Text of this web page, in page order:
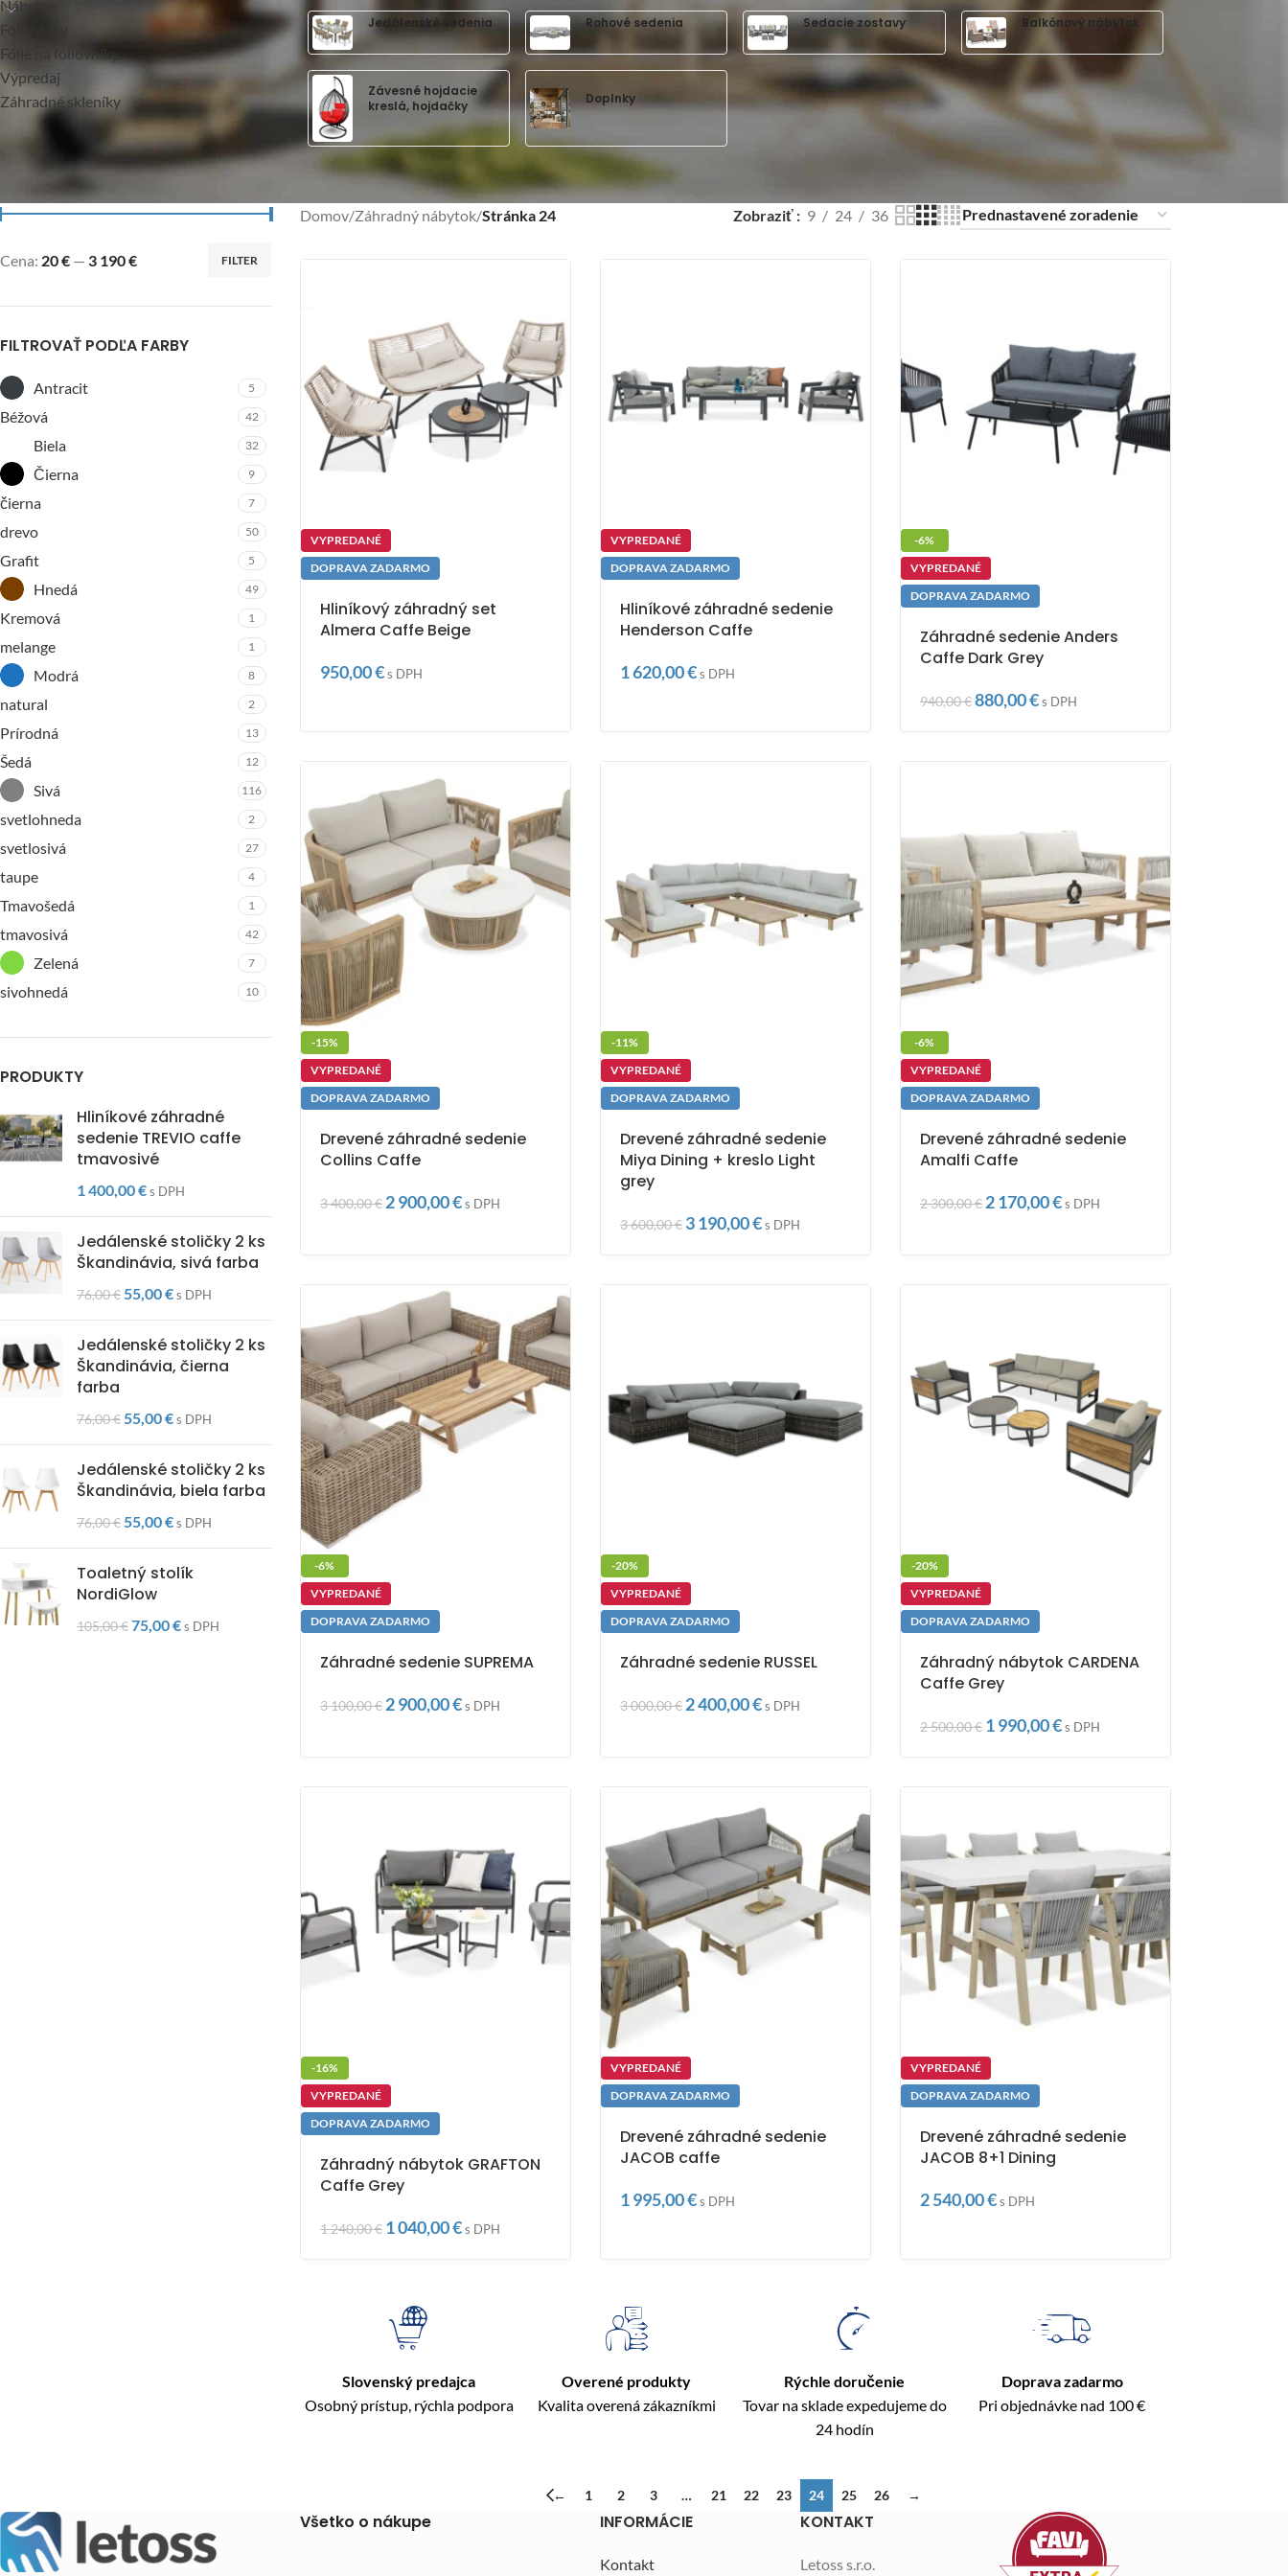
Nábytok
Fóliovníky
Fólie na fóliovníky
Výpredaj
Záhradné skleníky
FILTROVAŤ PODĽA CENY
FILTER
Cena: 20 € — 3 190 €
FILTROVAŤ PODĽA FARBY
Antracit 5
Béžová 42
Biela 32
Čierna 9
čierna 7
drevo 50
Grafit 5
Hnedá 49
Kremová 1
melange 1
Modrá 8
natural 2
Prírodná 13
Šedá 12
Sivá 116
svetlohneda 2
svetlosivá 27
taupe 4
Tmavošedá 1
tmavosivá 42
Zelená 7
sivohnedá 10
PRODUKTY
Hliníkové záhradné
sedenie TREVIO caffe
tmavosivé
1 400,00€s DPH
Jedálenské stoličky 2 ks
Škandinávia, sivá farba
76,00€55,00€s DPH
Jedálenské stoličky 2 ks
Škandinávia, čierna
farba
76,00€55,00€s DPH
Jedálenské stoličky 2 ks
Škandinávia, biela farba
76,00€55,00€s DPH
Toaletný stolík
NordiGlow
105,00€75,00€s DPH
Jedálenské sedenia Rohové sedenia Sedacie zostavy Balkónový nábytok
Závesné hojdacie
kreslá, hojdačky
Doplnky
Domov/Záhradný nábytok/Stránka 24 Zobraziť 9 24 36
VYPREDANÉ
DOPRAVA ZADARMO
Hliníkový záhradný set
Almera Caffe Beige
950,00€s DPH
VYPREDANÉ
DOPRAVA ZADARMO
Hliníkové záhradné sedenie
Henderson Caffe
1 620,00€s DPH
-6%
VYPREDANÉ
DOPRAVA ZADARMO
Záhradné sedenie Anders
Caffe Dark Grey
940,00€880,00€s DPH
-15%
VYPREDANÉ
DOPRAVA ZADARMO
Drevené záhradné sedenie
Collins Caffe
3 400,00€ 2 900,00€s DPH
-11%
VYPREDANÉ
DOPRAVA ZADARMO
Drevené záhradné sedenie
Miya Dining + kreslo Light
grey
3 600,00€ 3 190,00€s DPH
-6%
VYPREDANÉ
DOPRAVA ZADARMO
Drevené záhradné sedenie
Amalfi Caffe
2 300,00€ 2 170,00€s DPH
-6%
VYPREDANÉ
DOPRAVA ZADARMO
Záhradné sedenie SUPREMA
3 100,00€ 2 900,00€s DPH
-20%
VYPREDANÉ
DOPRAVA ZADARMO
Záhradné sedenie RUSSEL
3 000,00€ 2 400,00€s DPH
-20%
VYPREDANÉ
DOPRAVA ZADARMO
Záhradný nábytok CARDENA
Caffe Grey
2 500,00€ 1 990,00€s DPH
-16%
VYPREDANÉ
DOPRAVA ZADARMO
Záhradný nábytok GRAFTON
Caffe Grey
1 240,00€ 1 040,00€s DPH
VYPREDANÉ
DOPRAVA ZADARMO
Drevené záhradné sedenie
JACOB caffe
1 995,00€s DPH
VYPREDANÉ
DOPRAVA ZADARMO
Drevené záhradné sedenie
JACOB 8+1 Dining
2 540,00€s DPH
Slovenský predajca
Osobný prístup, rýchla podpora
Overené produkty
Kvalita overená zákazníkmi
Rýchle doručenie
Tovar na sklade expedujeme do
24 hodín
Doprava zadarmo
Pri objednávke nad 100 €
← 1 2 3 … 21 22 23 24 25 26 →
Všetko o nákupe INFORMÁCIE
Kontakt
KONTAKT
Letoss s.r.o.